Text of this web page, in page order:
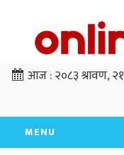
आज :२०८३ श्रावण, २१
MENU